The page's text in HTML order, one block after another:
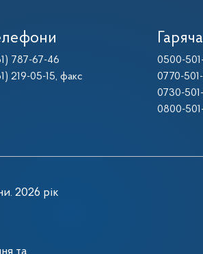
787-67-46
219-05-15, факс
0500-
0770-
0730-
0800-
2026 рік
та